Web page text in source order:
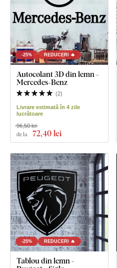
-25% REDUCERI 🔥
Autocolant 3D din lemn -
Mercedes-Benz
(2)
Livrare estimată în 4 zile
lucrătoare
de la 72,40 lei
96,50 lei
-25% REDUCERI 🔥
Tablou din lemn -